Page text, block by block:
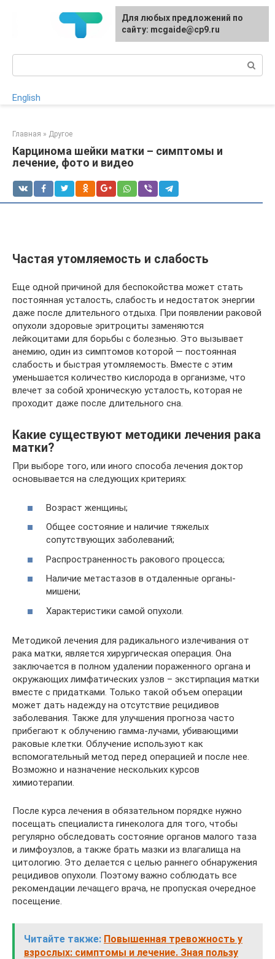
English
Главная » Другое
Карцинома шейки матки – симптомы и
лечение, фото и видео
Частая утомляемость и слабость
Еще одной причиной для беспокойства может стать
постоянная усталость, слабость и недостаток энергии
даже после длительного отдыха. При появлении раковой
опухоли здоровые эритроциты заменяются
лейкоцитами для борьбы с болезнью. Это вызывает
анемию, один из симптомов которой — постоянная
слабость и быстрая утомляемость. Вместе с этим
уменьшается количество кислорода в организме, что
влечет за собой хроническую усталость, которая не
проходит даже после длительного сна.
Какие существуют методики лечения рака
матки?
При выборе того, или иного способа лечения доктор
основывается на следующих критериях:
Возраст женщины;
Общее состояние и наличие тяжелых
сопутствующих заболеваний;
Распространенность ракового процесса;
Наличие метастазов в отдаленные органы-
мишени;
Характеристики самой опухоли.
Методикой лечения для радикального излечивания от
рака матки, является хирургическая операция. Она
заключается в полном удалении пораженного органа и
окружающих лимфатических узлов – экстирпация матки
вместе с придатками. Только такой объем операции
может дать надежду на отсутствие рецидивов
заболевания. Также для улучшения прогноза часто
прибегают к облучению гамма-лучами, убивающими
раковые клетки. Облучение используют как
вспомогательный метод перед операцией и после нее.
Возможно и назначение нескольких курсов
химиотерапии.
После курса лечения в обязательном порядке нужно
посещать специалиста гинеколога для того, чтобы
регулярно обследовать состояние органов малого таза
и лимфоузлов, а также брать мазки из влагалища на
цитологию. Это делается с целью раннего обнаружения
рецидивов опухоли. Поэтому важно соблюдать все
рекомендации лечащего врача, не пропуская очередное
посещение.
Читайте также: Повышенная тревожность у
взрослых: симптомы и лечение. Зная пользу
Для любых предложений по
сайту: mcgaide@cp9.ru